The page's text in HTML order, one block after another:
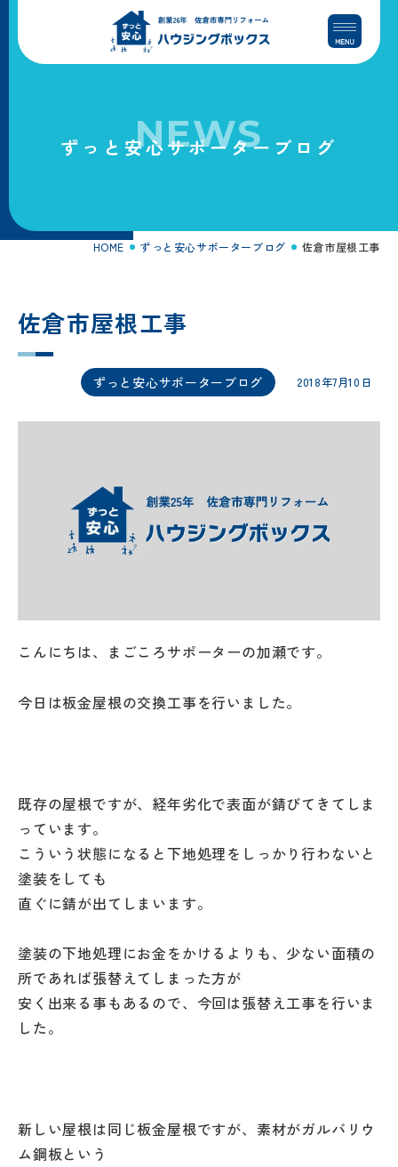
プ
動
ずっと安心サポーターブログ
NEWS
HOME ずっと安心サポーターブログ 佐倉市屋根工事
佐倉市屋根工事
ずっと安心サポーターブログ 2018年7月10日
こんにちは、まごころサポーターの加瀬です。
今日は板金屋根の交換工事を行いました。
既存の屋根ですが、経年劣化で表面が錆びてきてしま
っています。
こういう状態になると下地処理をしっかり行わないと
塗装をしても
直ぐに錆が出てしまいます。
塗装の下地処理にお金をかけるよりも、少ない面積の
所であれば張替えてしまった方が
安く出来る事もあるので、今回は張替え工事を行いま
した。
新しい屋根は同じ板金屋根ですが、素材がガルバリウ
ム鋼板という